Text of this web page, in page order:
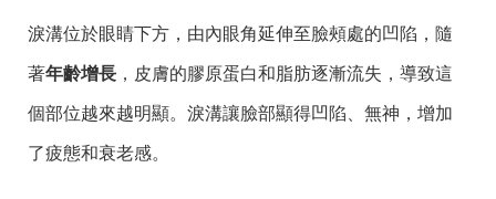
淚溝位於眼睛下方，由內眼角延伸至臉頰處的凹陷，隨
著年齡增長 ，皮膚的膠原蛋白和脂肪逐漸流失，導致這
個部位越來越明顯。淚溝讓臉部顯得凹陷、無神，增加
了疲態和衰老感。